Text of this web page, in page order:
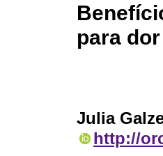
para
Julia
http://